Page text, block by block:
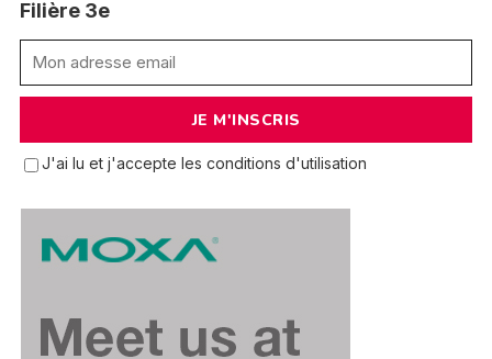
Filière 3e
J'ai lu et j'accepte les conditions d'utilisation